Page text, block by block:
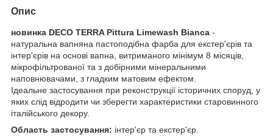
Опис
новинка DECO TERRA Pittura Limewash Bianca -
натуральна вапняна пастоподібна фарба для екстер'єрів та
інтер'єрів на основі вапна, витриманого мінімум 8 місяців,
мікрофільтрованої та з добірними мінеральними
наповнювачами, з гладким матовим ефектом.
Ідеальне застосування при реконструкції історичних споруд, у
яких слід відродити чи зберегти характеристики старовинного
італійського декору.
Область застосування: інтер'єр та екстер'єр.